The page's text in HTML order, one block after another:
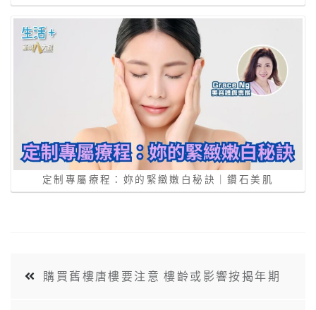
定制專屬療程：妳的緊緻嫩白秘訣｜鑽石美肌
購買舊樓唐樓要注意 樓齡或影響按揭年期